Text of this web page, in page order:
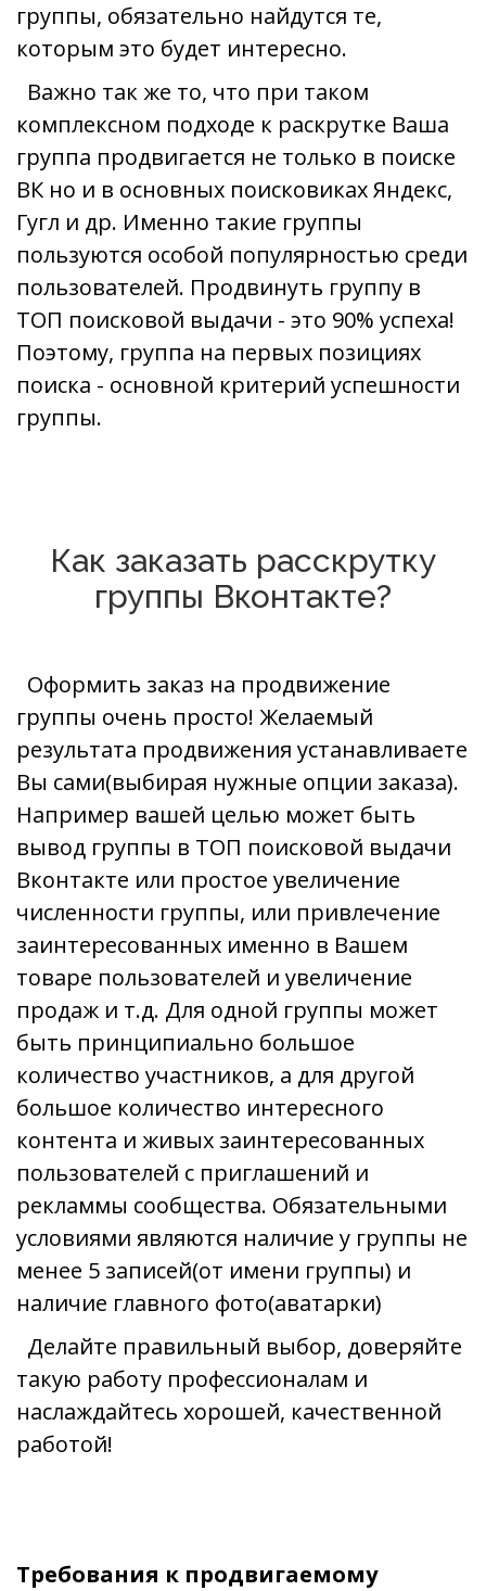
группы, обязательно найдутся те,
которым это будет интересно.
Важно так же то, что при таком
комплексном подходе к раскрутке Ваша
группа продвигается не только в поиске
ВК но и в основных поисковиках Яндекс,
Гугл и др. Именно такие группы
пользуются особой популярностью среди
пользователей. Продвинуть группу в
ТОП поисковой выдачи - это 90% успеха!
Поэтому, группа на первых позициях
поиска - основной критерий успешности
группы.
Как заказать расскрутку
группы Вконтакте?
Оформить заказ на продвижение
группы очень просто! Желаемый
результата продвижения устанавливаете
Вы сами(выбирая нужные опции заказа).
Например вашей целью может быть
вывод группы в ТОП поисковой выдачи
Вконтакте или простое увеличение
численности группы, или привлечение
заинтересованных именно в Вашем
товаре пользователей и увеличение
продаж и т.д. Для одной группы может
быть принципиально большое
количество участников, а для другой
большое количество интересного
контента и живых заинтересованных
пользователей с приглашений и
рекламмы сообщества. Обязательными
условиями являются наличие у группы не
менее 5 записей(от имени группы) и
наличие главного фото(аватарки)
Делайте правильный выбор, доверяйте
такую работу профессионалам и
наслаждайтесь хорошей, качественной
работой!
Требования к продвигаемому